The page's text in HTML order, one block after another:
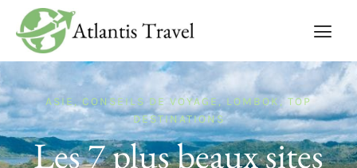
ASIE, CONSEILS DE VOYAGE, LOMBOK , TOP
DESTINATIONS
Les 7 plus beaux sites